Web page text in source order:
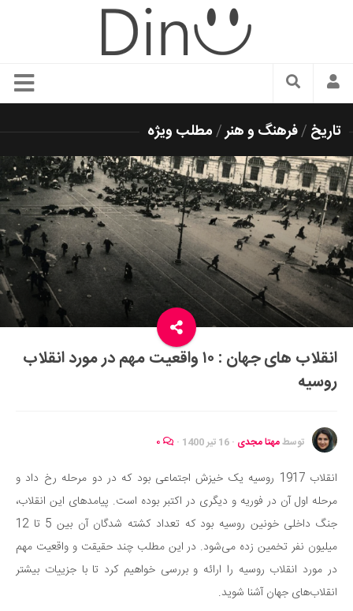
سبک زندگی
زیبایی و آرایش
شیک پوشی
دکوراسیون و چیدمان
غذا
رستوران گردی
آشپزی
سفر و گردشگری
ایران گردی
موفقیت و مهارت‌های فردی
سلامت
تغذیه سالم
بهداشت
بیماری و درمان
کودک و مادر
ورزش و تندرستی
تاریخ /فرهنگ و هنر/مطلب ویژه
انقلاب های جهان : ۱۰ واقعیت مهم در مورد انقلاب
روسیه
توسطمهتا مجدی · 16 تیر 1400 ·
انقلاب 1917 روسیه یک خیزش اجتماعی بود که در دو مرحله رخ داد و
مرحله اول آن در فوریه و دیگری در اکتبر بوده است. پیامدهای این انقلاب،
جنگ داخلی خونین روسیه بود که تعداد کشته شدگان آن بین 5 تا 12
میلیون نفر تخمین زده می‌شود. در این مطلب چند حقیقت و واقعیت مهم
در مورد انقلاب روسیه را ارائه و بررسی خواهیم کرد تا با جزییات بیشتر
انقلاب‌های جهان آشنا شوید.